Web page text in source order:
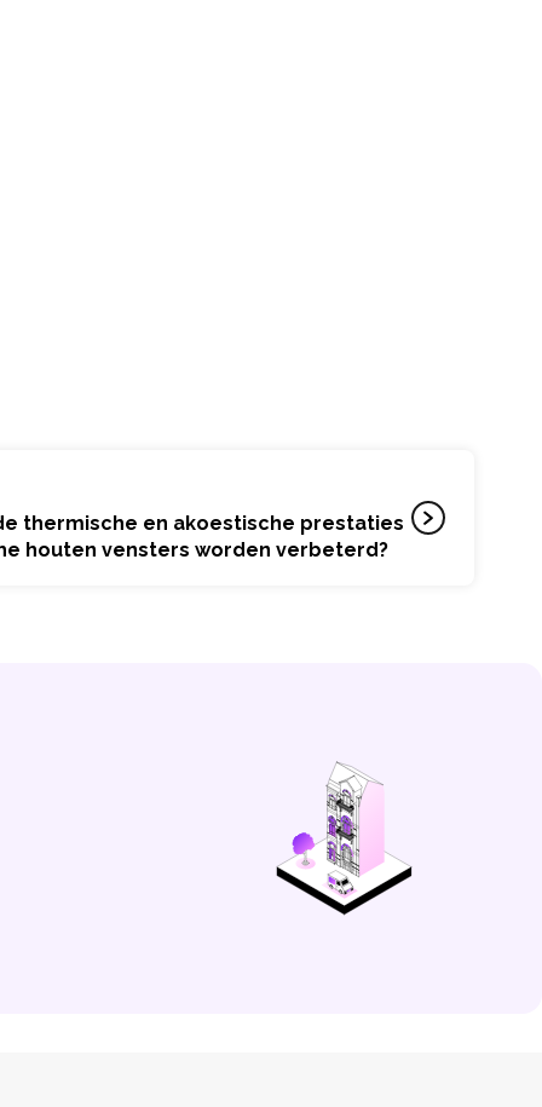
thermische en akoestische prestaties
houten vensters worden verbeterd?